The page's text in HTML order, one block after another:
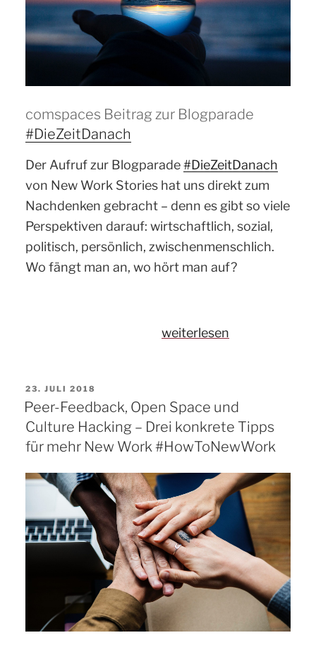
comspaces Beitrag zur Blogparade
#DieZeitDanach
Der Aufruf zur Blogparade#DieZeitDanach
von New Work Stories hat uns direkt zum
Nachdenken gebracht – denn es gibt so viele
Perspektiven darauf: wirtschaftlich, sozial,
politisch, persönlich, zwischenmenschlich.
Wo fängt man an, wo hört man auf?
„The
weiterlesen
VERÖFFENTLICHT
AM
23. JULI 2018
Peer-Feedback, Open Space und
Culture Hacking – Drei konkrete Tipps
für mehr New Work #HowToNewWork